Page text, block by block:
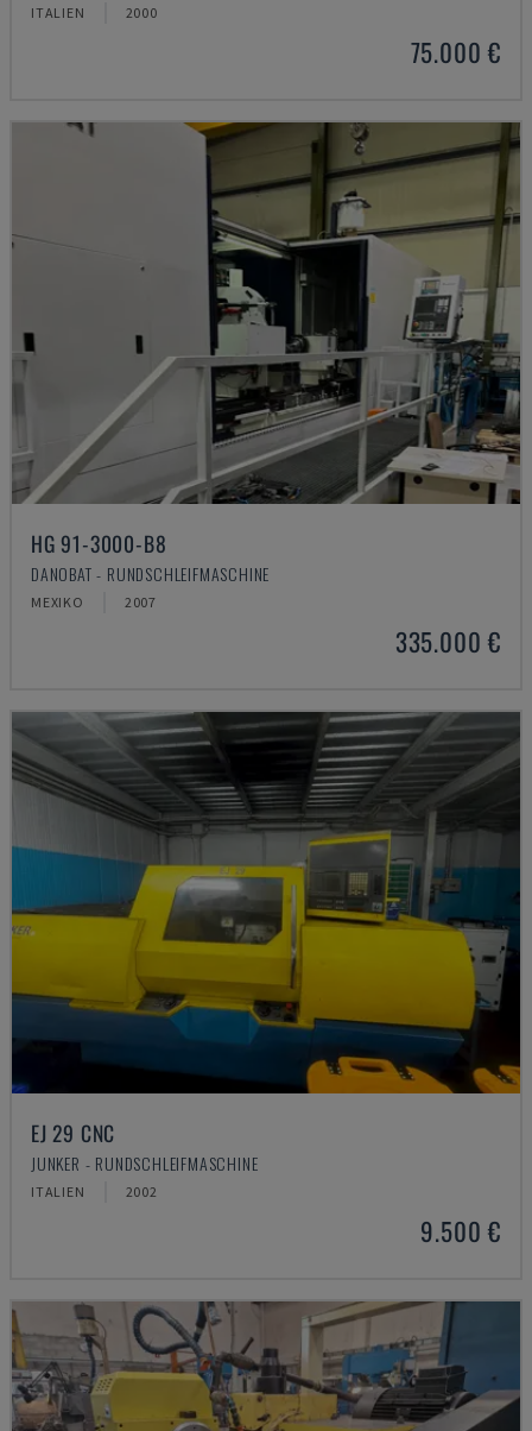
ITALIEN 2000
75.000 €
HG 91-3000-B8
DANOBAT - RUNDSCHLEIFMASCHINE
MEXIKO 2007
335.000 €
EJ 29 CNC
JUNKER - RUNDSCHLEIFMASCHINE
ITALIEN 2002
9.500 €